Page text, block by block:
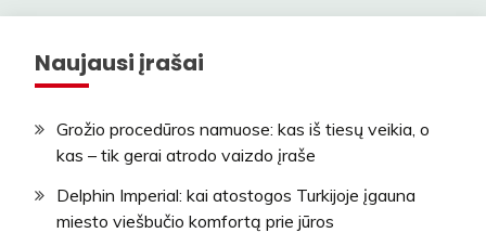
Naujausi įrašai
Grožio procedūros namuose: kas iš tiesų veikia, o
kas – tik gerai atrodo vaizdo įraše
Delphin Imperial: kai atostogos Turkijoje įgauna
miesto viešbučio komfortą prie jūros